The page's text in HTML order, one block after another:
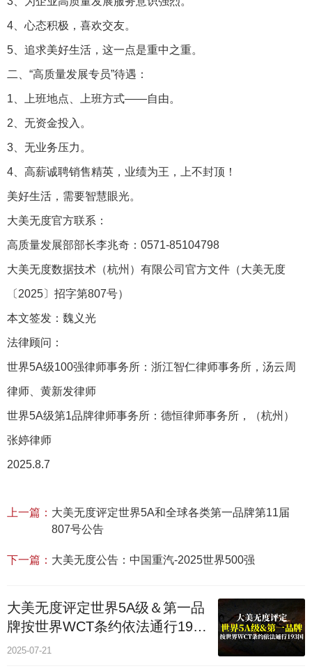
4、心态积极，喜欢交友。
5、追求美好生活，这一点是重中之重。
二、“高质量发展专员”待遇：
1、上班地点、上班方式——自由。
2、无资金投入。
3、无业务压力。
4、高薪诚聘销售精英，业绩为王，上不封顶！
美好生活，需要智慧眼光。
大美无度官方联系：
高质量发展部部长李兆奇：0571-85104798
大美无度数据技术（杭州）有限公司官方文件（大美无度
〔2025〕招字第807号）
本文签发：魏义光
法律顾问：
世界5A级100强律师事务所：浙江智仁律师事务所，汤云周
律师、黄新发律师
世界5A级第1品牌律师事务所：德恒律师事务所，（杭州）
张婷律师
2025.8.7
上一篇： 大美无度评定世界5A和全球各类第一品牌第11届
807号公告
下一篇： 大美无度公告：中国重汽-2025世界500强
大美无度评定世界5A级＆第一品
牌按世界WCT条约依法通行193
个国家
2025-07-21